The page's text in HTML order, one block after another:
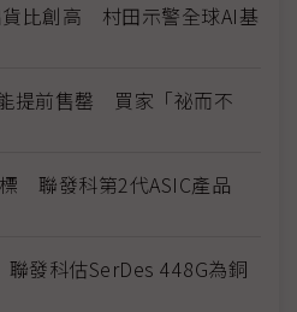
貨比創高 村田示警全球AI基
提前售罄 買家「祕而不
聯發科第2代ASIC產品
發科估SerDes 448G為銅